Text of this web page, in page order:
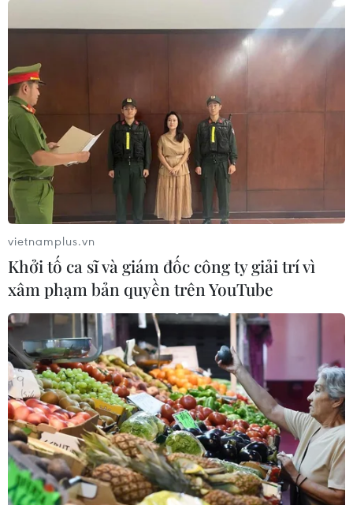
Đại dịch COVID-19 đang tạo ra một thực tế kinh
tế mới. Mọi quốc gia sẽ phải thích ứng, nhưng
Mỹ sẽ phải đối mặt với một nhiệm vụ khó khăn.
Nếu muốn lãnh đạo thế giới thời hậu COVID-19,
nước này sẽ phải thiết lập lại đời sống chính trị
của mình./.
#cách ly xã hội
#đại dịch COVID-19
#tình trạng mất việc
#công ty thây ma
vietnamplus.vn
Khởi tố ca sĩ và giám đốc công ty giải trí vì
xâm phạm bản quyền trên YouTube